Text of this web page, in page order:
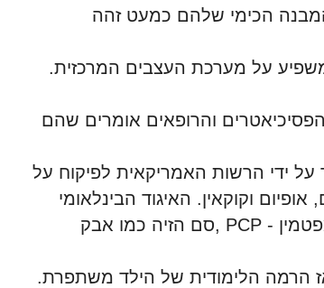
הכימי שלהם כמעט זהה
על מערכת העצבים המרכזית.
והרופאים אומרים שהם
על ידי הרשות האמריקאית לפיקוח על
וקוקאין. האיגוד הבינלאומי
, PCP -סם הזיה כמו אבק
הרמה הלימודית של הילד משתפרת.